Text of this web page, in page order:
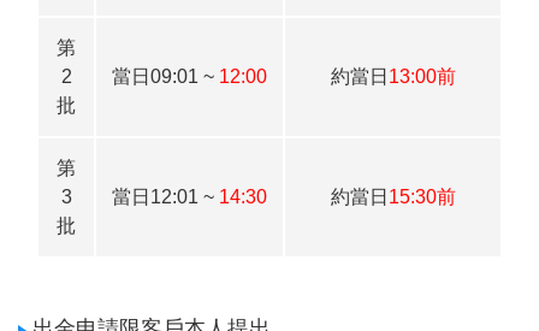
第
2
批
當日09:01 ~ 12:00 約當日 13:00前
第
3
批
當日12:01 ~ 14:30 約當日 15:30前